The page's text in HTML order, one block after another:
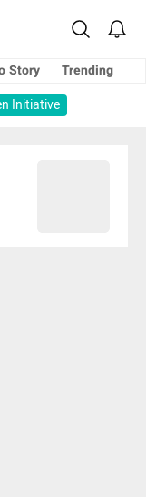
Story
Trending
Initiative